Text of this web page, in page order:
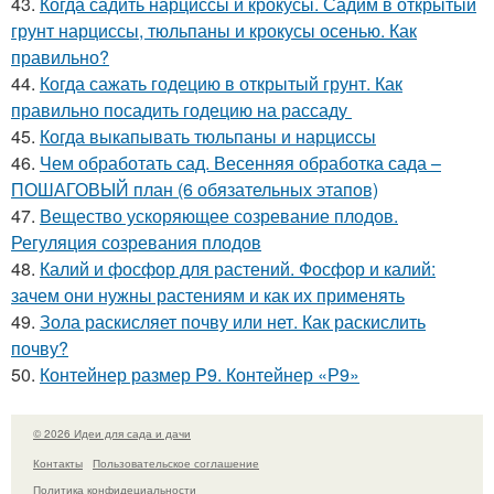
грунт нарциссы, тюльпаны и крокусы осенью. Как
правильно?
44. Когда сажать годецию в открытый грунт. Как
правильно посадить годецию на рассаду
45. Когда выкапывать тюльпаны и нарциссы
46. Чем обработать сад. Весенняя обработка сада –
ПОШАГОВЫЙ план (6 обязательных этапов)
47. Вещество ускоряющее созревание плодов.
Регуляция созревания плодов
48. Калий и фосфор для растений. Фосфор и калий:
зачем они нужны растениям и как их применять
49. Зола раскисляет почву или нет. Как раскислить
почву?
50. Контейнер размер P9. Контейнер «Р9»
© 2026 Идеи для сада и дачи
Контакты
Пользовательское соглашение
Политика конфидециальности